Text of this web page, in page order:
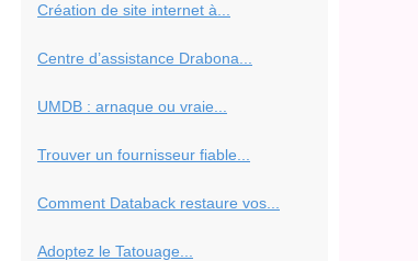
Création de site internet à...
Centre d’assistance Drabona...
UMDB : arnaque ou vraie...
Trouver un fournisseur fiable...
Comment Databack restaure vos...
Adoptez le Tatouage...